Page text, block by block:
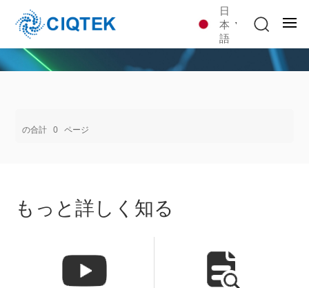
日
本
語
の合計 0 ページ
もっと詳しく知る